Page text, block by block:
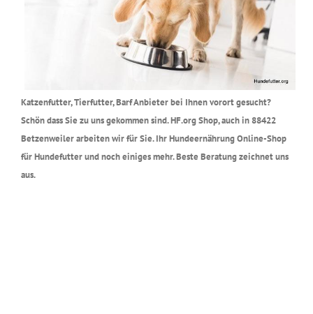
Katzenfutter, Tierfutter, Barf Anbieter bei Ihnen vorort gesucht?
Schön dass Sie zu uns gekommen sind. HF.org Shop, auch in 88422
Betzenweiler arbeiten wir für Sie. Ihr Hundeernährung Online-Shop
für Hundefutter und noch einiges mehr. Beste Beratung zeichnet uns
aus.